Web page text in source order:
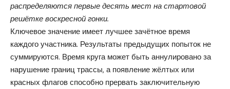
распределяются первые десять мест на стартовой
решётке воскресной гонки.
Ключевое значение имеет лучшее зачётное время
каждого участника. Результаты предыдущих попыток не
суммируются. Время круга может быть аннулировано за
нарушение границ трассы, а появление жёлтых или
красных флагов способно прервать заключительную